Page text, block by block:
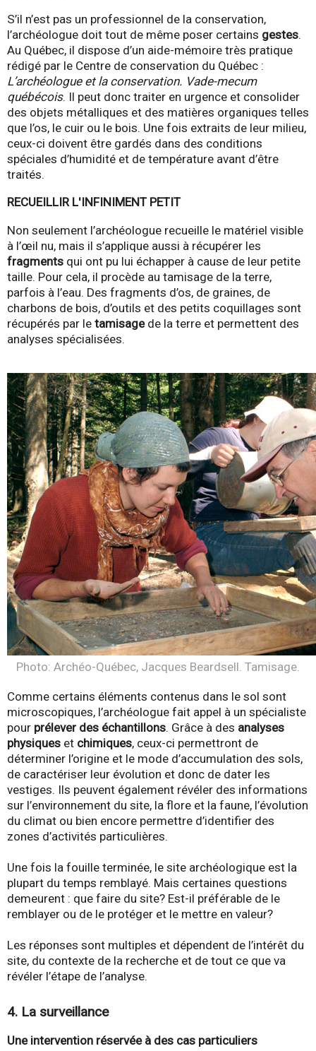
S’il n’est pas un professionnel de la conservation,
l’archéologue doit tout de même poser certains gestes.
Au Québec, il dispose d’un aide-mémoire très pratique
rédigé par le Centre de conservation du Québec :
L’archéologue et la conservation. Vade-mecum
québécois. Il peut donc traiter en urgence et consolider
des objets métalliques et des matières organiques telles
que l’os, le cuir ou le bois. Une fois extraits de leur milieu,
ceux-ci doivent être gardés dans des conditions
spéciales d’humidité et de température avant d’être
traités.
RECUEILLIR L'INFINIMENT PETIT
Non seulement l’archéologue recueille le matériel visible
à l’œil nu, mais il s’applique aussi à récupérer les
fragments qui ont pu lui échapper à cause de leur petite
taille. Pour cela, il procède au tamisage de la terre,
parfois à l’eau. Des fragments d’os, de graines, de
charbons de bois, d’outils et des petits coquillages sont
récupérés par le tamisagede la terre et permettent des
analyses spécialisées.
Photo: Archéo-Québec, Jacques Beardsell. Tamisage.
Comme certains éléments contenus dans le sol sont
microscopiques, l’archéologue fait appel à un spécialiste
pour prélever des échantillons. Grâce à des analyses
physiques et chimiques, ceux-ci permettront de
déterminer l’origine et le mode d’accumulation des sols,
de caractériser leur évolution et donc de dater les
vestiges. Ils peuvent également révéler des informations
sur l’environnement du site, la flore et la faune, l’évolution
du climat ou bien encore permettre d’identifier des
zones d’activités particulières.
Une fois la fouille terminée, le site archéologique est la
plupart du temps remblayé. Mais certaines questions
demeurent : que faire du site? Est-il préférable de le
remblayer ou de le protéger et le mettre en valeur?
Les réponses sont multiples et dépendent de l’intérêt du
site, du contexte de la recherche et de tout ce que va
révéler l’étape de l’analyse.
4. La surveillance
Une intervention réservée à des cas particuliers